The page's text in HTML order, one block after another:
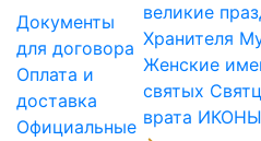
Документы
для договора
Оплата и
доставка
Официальные
великие
Хранителя
Женские
святых
врата